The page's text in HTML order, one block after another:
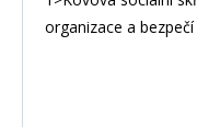
organizace a